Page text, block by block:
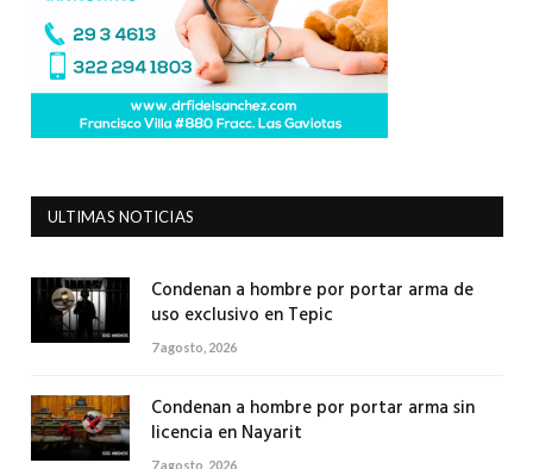
ULTIMAS NOTICIAS
Condenan a hombre por portar arma de
uso exclusivo en Tepic
7 agosto, 2026
Condenan a hombre por portar arma sin
licencia en Nayarit
7 agosto, 2026